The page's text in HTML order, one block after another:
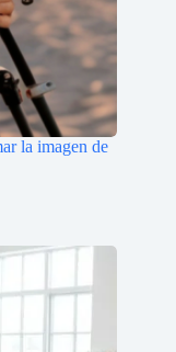
la imagen de